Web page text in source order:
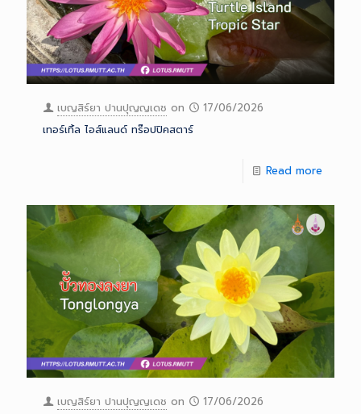
เบญสิร์ยา ปานปุญญเดช on
17/06/2026
เทอร์เทิ้ล ไอส์แลนด์ ทร๊อปปิคสตาร์
Read more
เบญสิร์ยา ปานปุญญเดช on
17/06/2026